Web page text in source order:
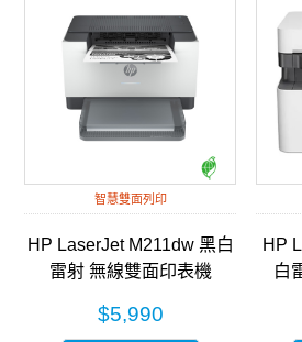
智慧雙面列印
HP LaserJet M211dw 黑白
雷射 無線雙面印表機
$5,990
HP
白